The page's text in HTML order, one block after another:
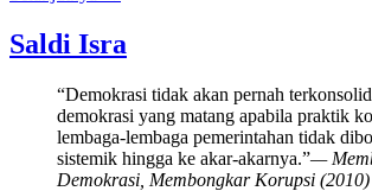
Saldi Isra
“Demokrasi tidak akan pernah
demokrasi yang matang apabila praktik
lembaga-lembaga pemerintahan tidak
sistemik hingga ke akar-akarnya.”—
Demokrasi, Membongkar Korupsi (2010)